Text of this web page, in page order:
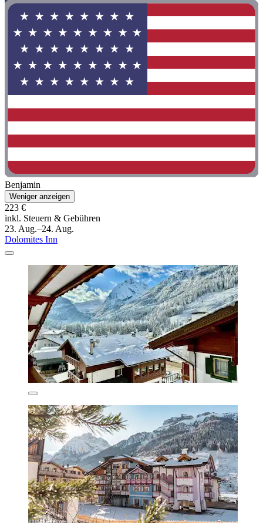
Benjamin
Weniger anzeigen
223 €
inkl. Steuern & Gebühren
23. Aug.–24. Aug.
Dolomites Inn